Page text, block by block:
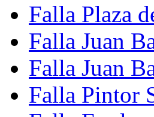
Falla Plaza
Falla Juan
Falla Juan
Falla Pintor